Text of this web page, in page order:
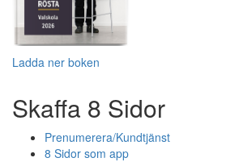
Ladda ner boken
Skaffa 8 Sidor
Prenumerera/Kundtjänst
8 Sidor som app